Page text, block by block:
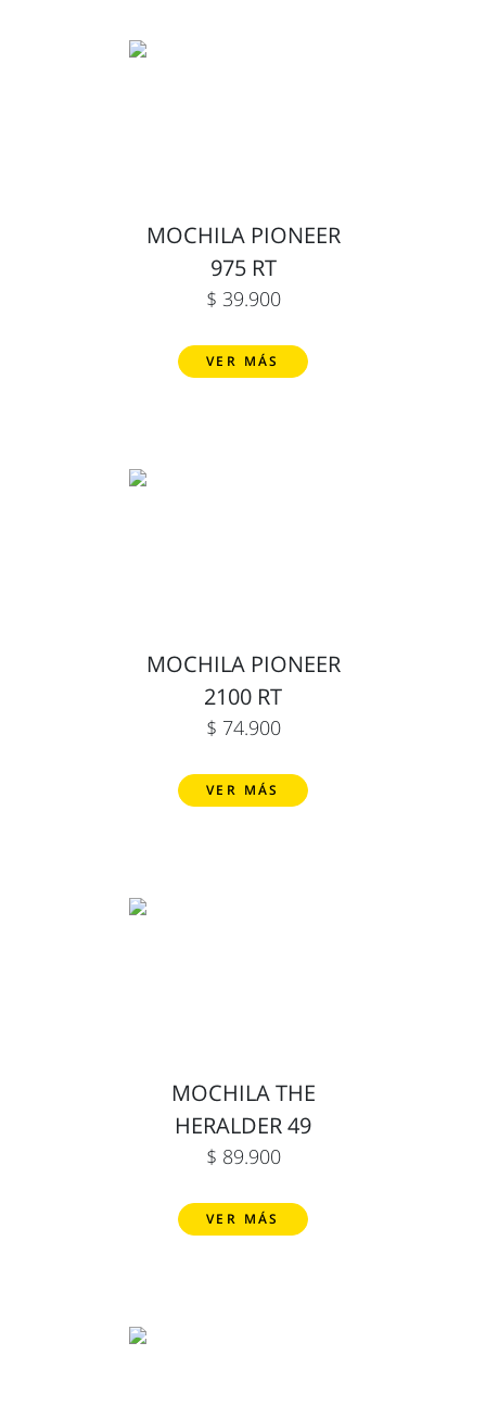
MOCHILA PIONEER
975 RT
$ 39.900
VER MÁS
MOCHILA PIONEER
2100 RT
$ 74.900
VER MÁS
MOCHILA THE
HERALDER 49
$ 89.900
VER MÁS